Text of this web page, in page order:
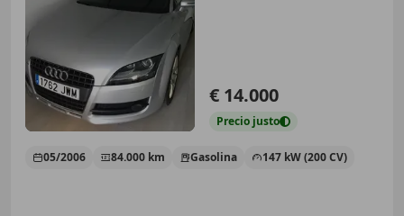
€ 14.000
Precio justo
05/2006 84.000 km Gasolina 147 kW (200 CV)